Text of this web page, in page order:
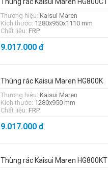
Thương hiệu: Kaisui Maren
Kích thước: 1280x950x1110 mm
Chất liệu: FRP
9.017.000đ
Thùng rác Kaisui Maren HG800K
Thương hiệu: Kaisui Maren
Kích thước: 1280x950 mm
Chất liệu: FRP
9.017.000đ
Thùng rác Kaisui Maren HG800KT